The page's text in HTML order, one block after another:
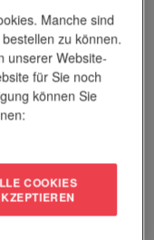
Erfahrung im
Werbeartikel-Markt.
zugute,
Manche sind
zu können.
unserer Website-
für Sie noch
können Sie
COOKIES